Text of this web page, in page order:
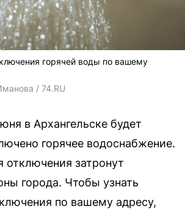
горячей воды по вашему
/ 74.RU
в Архангельске будет
горячее водоснабжение.
отключения затронут
города. Чтобы узнать
по вашему адресу,